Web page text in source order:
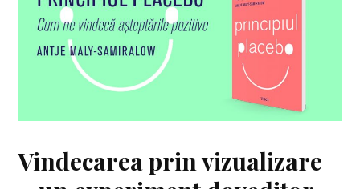
Vindecarea prin vizualizare